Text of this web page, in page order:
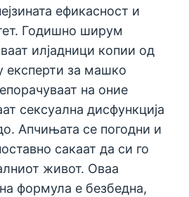
ефикасност и
Годишно ширум
илјадници копии од
експерти за машко
на оние
сексуална дисфункција
Апчињата се погодни и
сакаат да си го
живот. Оваа
формула е безбедна,